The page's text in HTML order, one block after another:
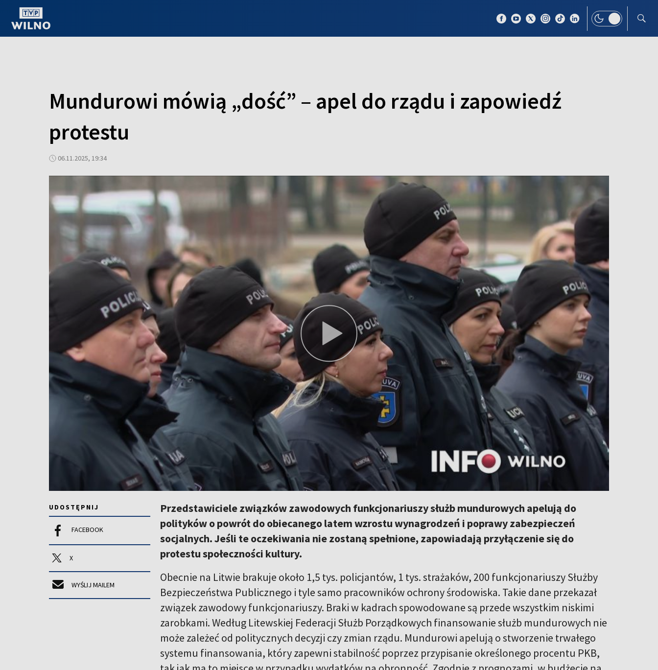
Mundurowi mówią „dość” – apel do rządu i zapowiedź
protestu
06.11.2025, 19:34
UDOSTĘPNIJ
FACEBOOK
X
WYŚLIJ MAILEM
Przedstawiciele związków zawodowych funkcjonariuszy służb mundurowych apelują do
polityków o powrót do obiecanego latem wzrostu wynagrodzeń i poprawy zabezpieczeń
socjalnych. Jeśli te oczekiwania nie zostaną spełnione, zapowiadają przyłączenie się do
protestu społeczności kultury.
Obecnie na Litwie brakuje około 1,5 tys. policjantów, 1 tys. strażaków, 200 funkcjonariuszy Służby
Bezpieczeństwa Publicznego i tyle samo pracowników ochrony środowiska. Takie dane przekazał
związek zawodowy funkcjonariuszy. Braki w kadrach spowodowane są przede wszystkim niskimi
zarobkami. Według Litewskiej Federacji Służb Porządkowych finansowanie służb mundurowych nie
może zależeć od politycznych decyzji czy zmian rządu. Mundurowi apelują o stworzenie trwałego
systemu finansowania, który zapewni stabilność poprzez przypisanie określonego procentu PKB,